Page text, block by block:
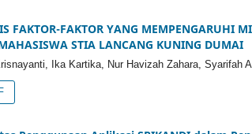
FAKTOR-FAKTOR YANG MEMPENGARUHI
STIA LANCANG KUNING DUMAI
Ika Kartika, Nur Havizah Zahara, Syarifah